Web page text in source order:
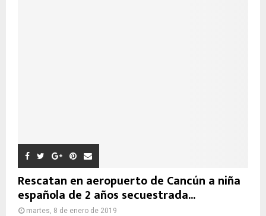
Rescatan en aeropuerto de Cancún a niña
española de 2 años secuestrada...
martes, 8 de enero de 2019